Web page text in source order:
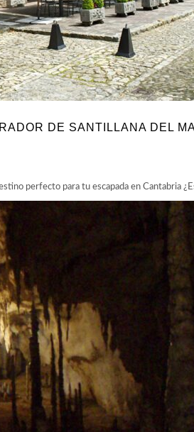
DE SANTILLANA DEL
perfecto para tu escapada en Cantabria